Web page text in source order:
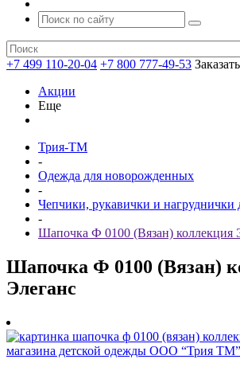
+7 499 110-20-04 +7 800 777-49-53
Акции
Еще
Трия-ТМ
-
Одежда для новорожденных
-
Чепчики, рукавички и
-
Шапочка Ф 0100 (Вязан) коллекция
Шапочка Ф 0100 (Вязан)
Элеганс